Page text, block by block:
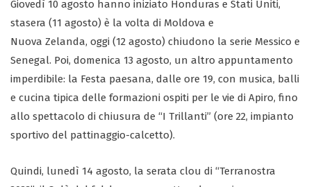
Giovedì 10 agosto hanno iniziato Honduras e Stati Uniti,
stasera (11 agosto) è la volta di Moldova e
Nuova Zelanda, oggi (12 agosto) chiudono la serie Messico e
Senegal. Poi, domenica 13 agosto, un altro appuntamento
imperdibile: la Festa paesana, dalle ore 19, con musica, balli
e cucina tipica delle formazioni ospiti per le vie di Apiro, fino
allo spettacolo di chiusura de “I Trillanti” (ore 22, impianto
sportivo del pattinaggio-calcetto).
Quindi, lunedì 14 agosto, la serata clou di “Terranostra